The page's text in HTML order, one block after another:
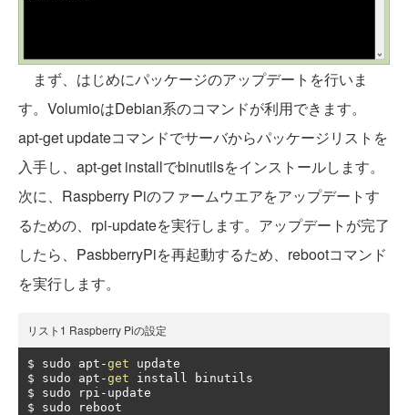
まず、はじめにパッケージのアップデートを行いま
す。VolumioはDebian系のコマンドが利用できます。
apt-get updateコマンドでサーバからパッケージリストを
入手し、apt-get installでbinutilsをインストールします。
次に、Raspberry Piのファームウエアをアップデートす
るための、rpi-updateを実行します。アップデートが完了
したら、PasbberryPiを再起動するため、rebootコマンド
を実行します。
リスト1 Raspberry Piの設定
$ sudo apt -get update
$ sudo apt -get install binutils
$ sudo rpi - update
$ sudo reboot